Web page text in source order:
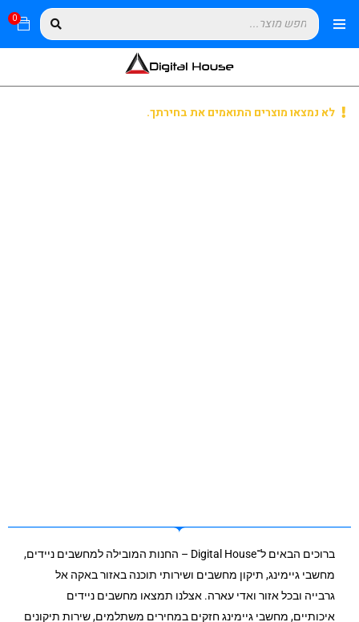
0
לא נמצאו מוצרים התואמים את בחירתך.
ברוכים הבאים ל־Digital House – החנות המובילה למחשבים ניידים,
מחשבי גיימינג, תיקון מחשבים ושירותי תוכנה באזור באקה אל
גרבייה ובכל אזור ואדי עארה. אצלנו תמצאו מחשבים ניידים
איכותיים, מחשבי גיימינג חזקים במחירים משתלמים, שירות תיקונים